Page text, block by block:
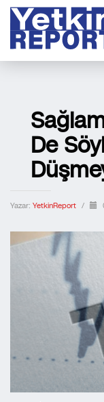
De
Yazar: YetkinReport /